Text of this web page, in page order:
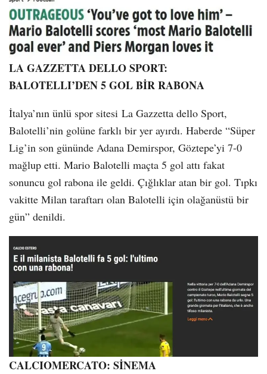
LA GAZZETTA DELLO SPORT:
BALOTELLI’DEN 5 GOL BİR RABONA
İtalya’nın ünlü spor sitesi La Gazzetta dello Sport,
Balotelli’nin golüne farklı bir yer ayırdı. Haberde “Süper
Lig’in son gününde Adana Demirspor, Göztepe’yi 7-0
mağlup etti. Mario Balotelli maçta 5 gol attı fakat
sonuncu gol rabona ile geldi. Çığlıklar atan bir gol. Tıpkı
vakitte Milan taraftarı olan Balotelli için olağanüstü bir
gün” denildi.
CALCIOMERCATO: SİNEMA